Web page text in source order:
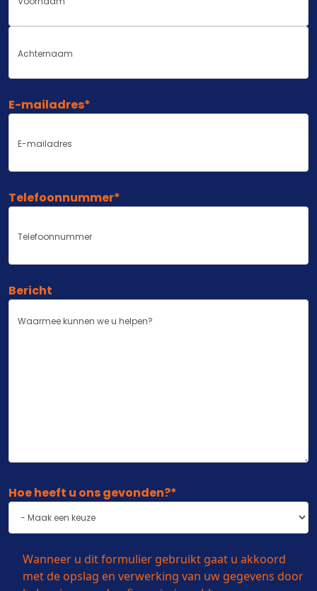
E-mailadres*
Telefoonnummer*
Bericht
Hoe heeft u ons gevonden?*
Instemming*
Wanneer u dit formulier gebruikt gaat u akkoord
met de opslag en verwerking van uw gegevens door